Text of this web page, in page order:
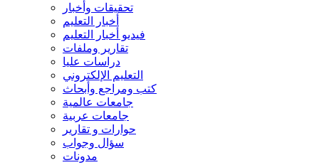
تحقيقات وأخبار
أخبار التعليم
فيديو أخبار التعليم
تقارير وملفات
دراسات عليا
التعليم الإلكتروني
كتب ومراجع وأبحاث
جامعات عالمية
جامعات عربية
حوارات و تقارير
سؤال وجواب
مدونات